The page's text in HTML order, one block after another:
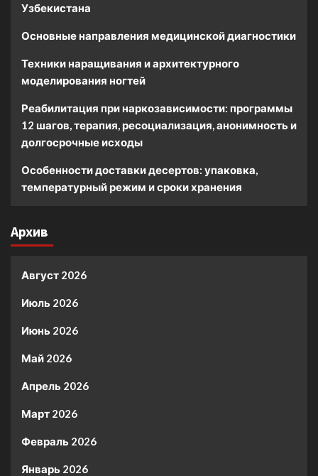
Узбекистана
Основные направления медицинской диагностики
Техники наращивания и архитектурного
моделирования ногтей
Реабилитация при наркозависимости: программы
12 шагов, терапия, ресоциализация, анонимность и
долгосрочные исходы
Особенности доставки десертов: упаковка,
температурный режим и сроки хранения
Архив
Август 2026
Июль 2026
Июнь 2026
Май 2026
Апрель 2026
Март 2026
Февраль 2026
Январь 2026